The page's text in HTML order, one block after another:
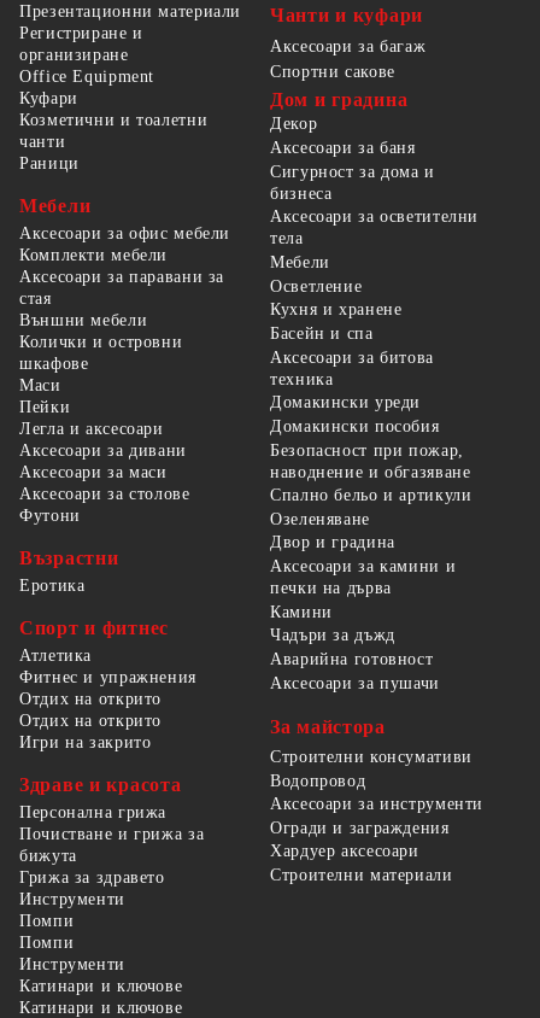
Презентационни материали
Регистриране и
организиране
Office Equipment
Чанти и куфари
Аксесоари за багаж
Спортни сакове
Куфари
Козметични и тоалетни
чанти
Раници
Мебели
Аксесоари за офис мебели
Комплекти мебели
Аксесоари за паравани за
стая
Външни мебели
Колички и островни
шкафове
Маси
Пейки
Легла и аксесоари
Аксесоари за дивани
Аксесоари за маси
Аксесоари за столове
Футони
Възрастни
Еротика
Спорт и фитнес
Атлетика
Фитнес и упражнения
Отдих на открито
Отдих на открито
Игри на закрито
Здраве и красота
Персонална грижа
Почистване и грижа за
бижута
Грижа за здравето
Дом и градина
Декор
Аксесоари за баня
Сигурност за дома и
бизнеса
Аксесоари за осветителни
тела
Мебели
Осветление
Кухня и хранене
Басейн и спа
Аксесоари за битова
техника
Домакински уреди
Домакински пособия
Безопасност при пожар,
наводнение и обгазяване
Спално бельо и артикули
Озеленяване
Двор и градина
Аксесоари за камини и
печки на дърва
Камини
Чадъри за дъжд
Аварийна готовност
Аксесоари за пушачи
За майстора
Строителни консумативи
Водопровод
Аксесоари за инструменти
Огради и заграждения
Хардуер аксесоари
Строителни материали
Инструменти
Помпи
Помпи
Инструменти
Катинари и ключове
Катинари и ключове